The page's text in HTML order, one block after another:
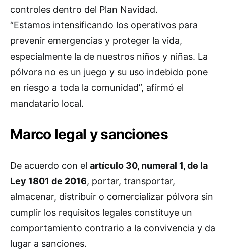
controles dentro del Plan Navidad.
“Estamos intensificando los operativos para
prevenir emergencias y proteger la vida,
especialmente la de nuestros niños y niñas. La
pólvora no es un juego y su uso indebido pone
en riesgo a toda la comunidad”, afirmó el
mandatario local.
Marco legal y sanciones
De acuerdo con el artículo 30, numeral 1, de la
Ley 1801 de 2016, portar, transportar,
almacenar, distribuir o comercializar pólvora sin
cumplir los requisitos legales constituye un
comportamiento contrario a la convivencia y da
lugar a sanciones.